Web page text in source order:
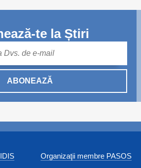
te la Știri
ABONEAZĂ
Organizaţii membre PASOS